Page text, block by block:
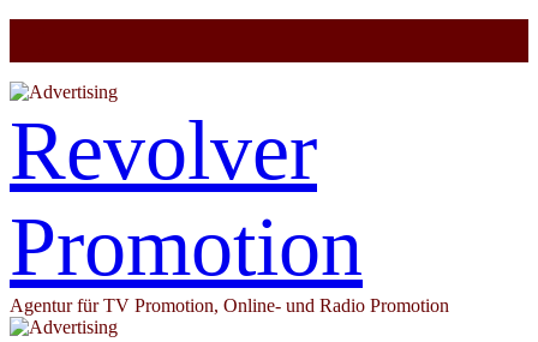
Revolver
Promotion
Agentur für TV Promotion, Online- und Radio Promotion